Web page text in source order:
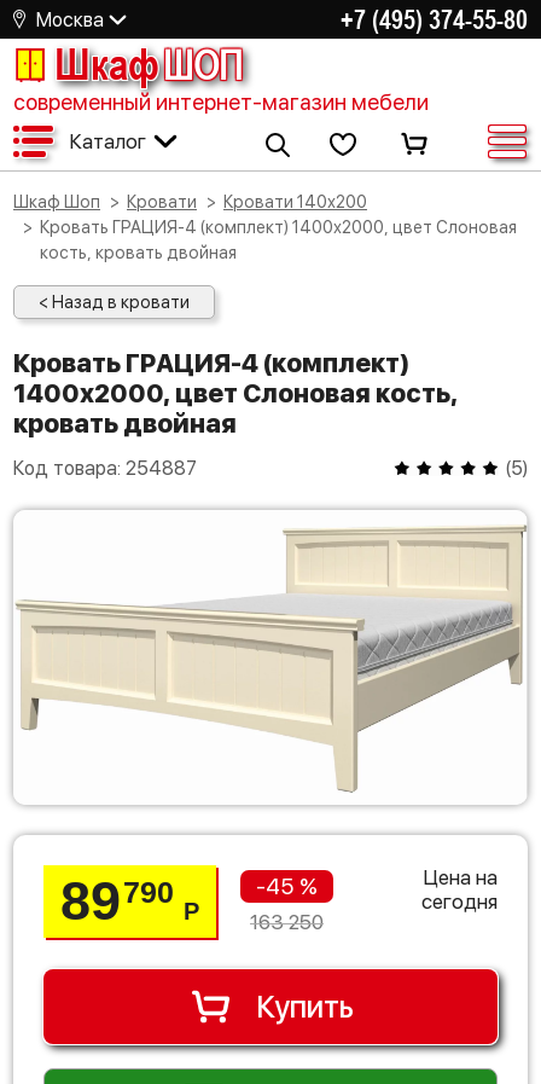
Москва +7 (495) 374-55-80
ШкафШОП
современный интернет-магазин мебели
Каталог
Шкаф Шоп Кровати
Кровати 140х200
Кровать ГРАЦИЯ-4 (комплект) 1400х2000, цвет Слоновая
кость, кровать двойная
< Назад в кровати
Кровать ГРАЦИЯ-4 (комплект)
1400х2000, цвет Слоновая кость,
кровать двойная
Код товара: 254887 (5)
89790
Р
-45 %
163 250
Цена на
сегодня
Купить